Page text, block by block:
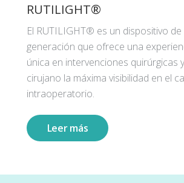
RUTILIGHT®
El RUTILIGHT® es un dispositivo de
generación que ofrece una
única en intervenciones quirúrgicas
cirujano la máxima visibilidad en el
intraoperatorio.
Leer más